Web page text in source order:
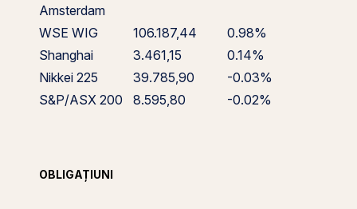
Amsterdam
WSE WIG 106.187,44
0.98%
Shanghai
3.461,15
0.14%
Nikkei 225
39.785,90
-0.03%
S&P/ASX 200
8.595,80 -0.02%
OBLIGAȚIUNI